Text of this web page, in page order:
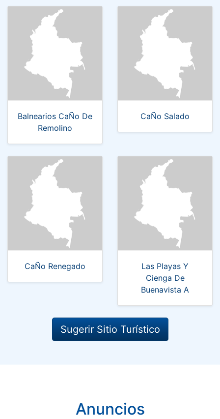
Balnearios CaÑo De
Remolino
CaÑo Salado
CaÑo Renegado
Las Playas Y
Cienga De
Buenavista A
Sugerir Sitio Turístico
Anuncios